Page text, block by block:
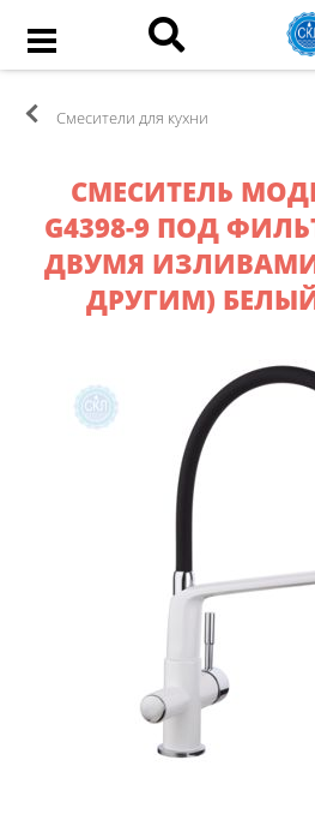
Смесители для кухни
СМЕСИТЕЛЬ
G4398-9 ПОД
ДВУМЯ
ДРУГИМ)